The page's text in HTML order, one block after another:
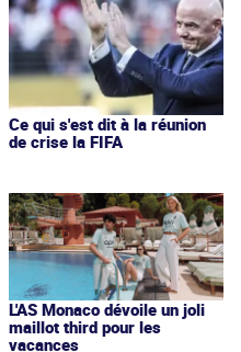
Ce qui s'est dit à la réunion
de crise la FIFA
L'AS Monaco dévoile un joli
maillot third pour les
vacances